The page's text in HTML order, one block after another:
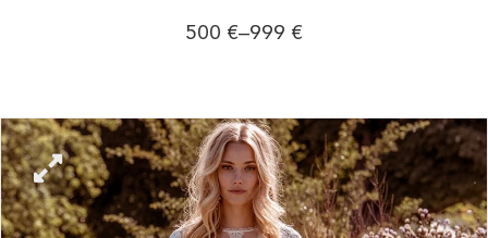
500 –999